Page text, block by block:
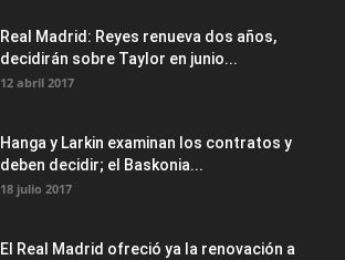
Real Madrid: Reyes renueva dos años,
decidirán sobre Taylor en junio...
12 abril 2017
Hanga y Larkin examinan los contratos y
deben decidir; el Baskonia...
18 julio 2017
El Real Madrid ofreció ya la renovación a